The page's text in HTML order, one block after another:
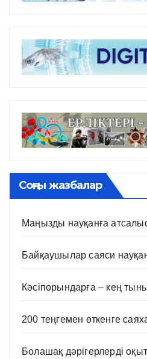
Соңғы жазбалар
Маңызды науқанға
Байқаушылар саяси
Кәсіпорындарға – кең
200 теңгемен өткенге
Болашақ дәрігерлерді